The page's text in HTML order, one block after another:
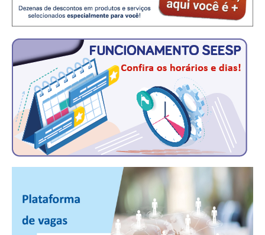
SEESP NOTÍCIAS
FOTOS
PUBLICAÇÕES
PUBLICIDADE
MANUAL DE REDAÇÃO
RELEASES
CADASTRO
ASSOCIE-SE